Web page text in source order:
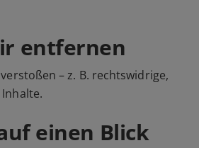
entfernen
– z. B. rechtswidrige,
einen Blick